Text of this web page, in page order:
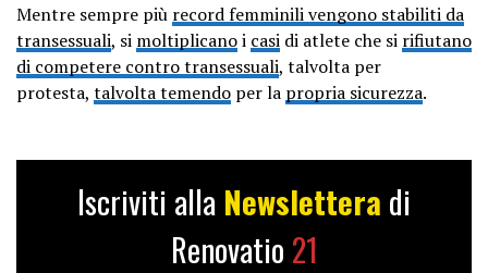
Mentre sempre più record femminili vengono stabiliti da
transessuali, si moltiplicanoi casi di atlete che si rifiutano
di competere contro transessuali, talvolta per
protesta, talvolta temendo per la propria sicurezza.
Iscriviti alla Newslettera di
Renovatio 21